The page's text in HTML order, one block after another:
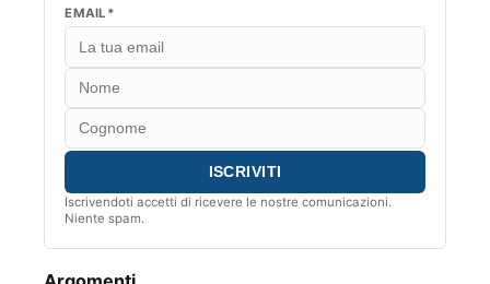
EMAIL*
Iscrivendoti accetti di ricevere le nostre comunicazioni.
Niente spam.